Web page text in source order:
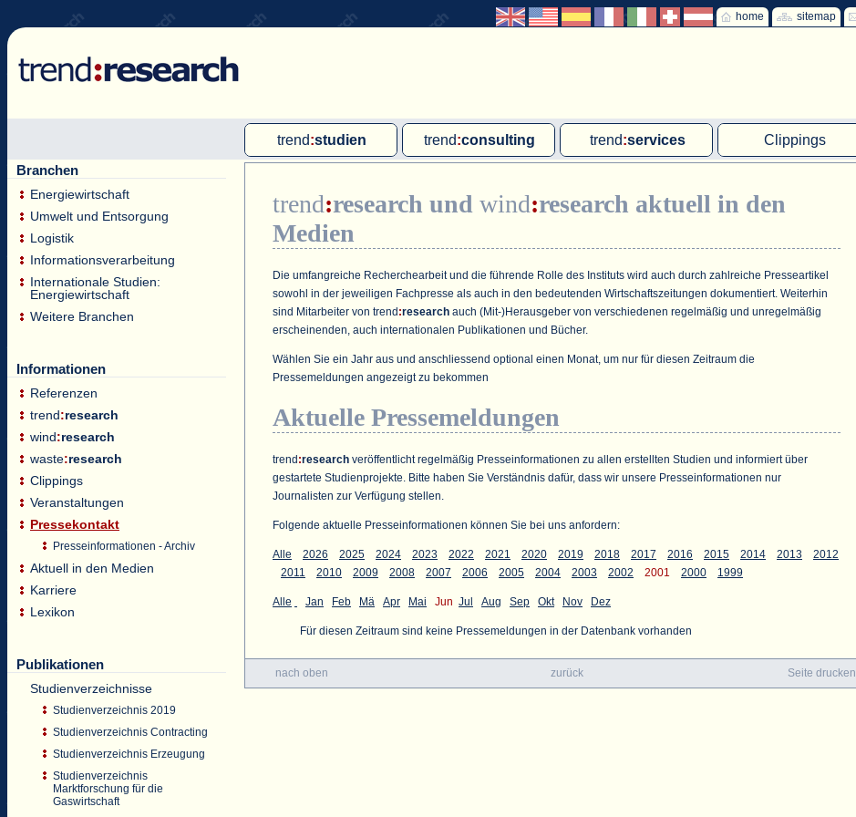
sitemap
home
trend:studien
Single-Client-Studien
Internationale Markt Reports
trend:consulting
Due Diligence
trend:services
Gutachten
PAP-Clipping
Mitarbeiterbefragung
Marktforschungsmanagement
Clippings
MVA und MHKW
Branchen
Energiewirtschaft
Umwelt und Entsorgung
Logistik
Informationsverarbeitung
Internationale Studien:
Energiewirtschaft
Weitere Branchen
Informationen
Referenzen
trend:research
wind:research
waste:research
Clippings
Veranstaltungen
Pressekontakt
Presseinformationen - Archiv
Aktuell in den Medien
Karriere
Lexikon
Publikationen
Studienverzeichnisse
Studienverzeichnis 2019
Studienverzeichnis Contracting
Studienverzeichnis Erzeugung
Studienverzeichnis
Marktforschung für die
Gaswirtschaft
trend:research und wind:research aktuell in den
Medien
Die umfangreiche Recherchearbeit und die führende Rolle des Instituts wird auch durch zahlreiche Presseartikel
sowohl in der jeweiligen Fachpresse als auch in den bedeutenden Wirtschaftszeitungen dokumentiert. Weiterhin
sind Mitarbeiter von trend:research auch (Mit-)Herausgeber von verschiedenen regelmäßig und unregelmäßig
erscheinenden, auch internationalen Publikationen und Bücher.
Wählen Sie ein Jahr aus und anschliessend optional einen Monat, um nur für diesen Zeitraum die
Pressemeldungen angezeigt zu bekommen
Aktuelle Pressemeldungen
trend :research veröffentlicht regelmäßig Presseinformationen zu allen erstellten Studien und informiert über
gestartete Studienprojekte. Bitte haben Sie Verständnis dafür, dass wir unsere Presseinformationen nur
Journalisten zur Verfügung stellen.
Folgende aktuelle Presseinformationen können Sie bei uns anfordern:
Alle 2026 2025 2024 2023 2022 2021 2020 2019 2018 2017 2016 2015 2014 2013
2012
2011
2010 2009 2008 2007 2006 2005 2004 2003 2002 2001 2000 1999
Alle Jan Feb Mä Apr Mai Jun Jul Aug Sep Okt Nov Dez
Für diesen Zeitraum sind keine Pressemeldungen in der Datenbank vorhanden
nach oben zurück Seite drucken